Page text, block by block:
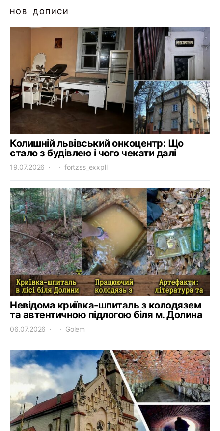
НОВІ ДОПИСИ
Колишній львівський онкоцентр: Що
стало з будівлею і чого чекати далі
19.07.2026 fortzss_exxpll
Невідома криївка-шпиталь з колодязем
та автентичною підлогою біля м. Долина
06.07.2026 Golem